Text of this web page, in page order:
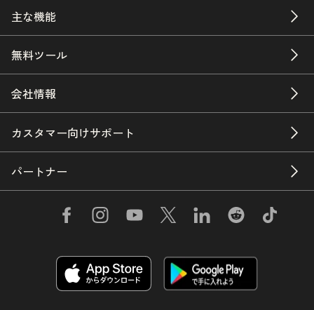
主な機能
無料ツール
会社情報
カスタマー向けサポート
パートナー